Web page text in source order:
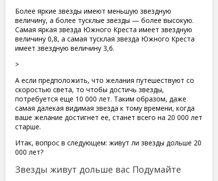
Более яркие звезды имеют меньшую звездную
величину, а более тусклые звезды — более высокую.
Самая яркая звезда Южного Креста имеет звездную
величину 0,8, а самая тусклая звезда Южного Креста
имеет звездную величину 3,6.
>
А если предположить, что желания путешествуют со
скоростью света, то чтобы достичь звезды,
потребуется еще 10 000 лет. Таким образом, даже
самая далекая видимая звезда к тому времени, когда
ваше желание достигнет ее, станет всего на 20 000 лет
старше.
Итак, вопрос в следующем: живут ли звезды дольше 20
000 лет?
Звезды живут дольше вас Подумайте